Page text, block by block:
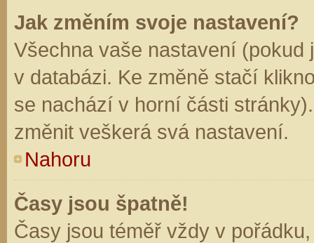
Jak změním svoje nastavení?
Všechna vaše nastavení (pokud
v databázi. Ke změně stačí
se nachází v horní části
změnit veškerá svá nastavení.
Nahoru
Časy jsou špatně!
Časy jsou téměř vždy v